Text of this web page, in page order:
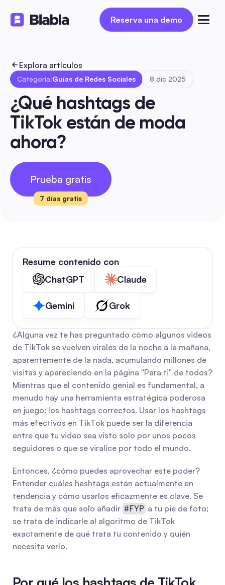
Reserva una demo
Reserva una demo
Explora artículos
Categoría:Guías de Redes Sociales 8 dic 2025
¿Qué hashtags de
TikTok están de moda
ahora?
Prueba gratis
7 días gratis
Resume contenido con
ChatGPT
Claude
Gemini Grok
¿Alguna vez te has preguntado cómo algunos videos
de TikTok se vuelven virales de la noche a la mañana,
aparentemente de la nada, acumulando millones de
visitas y apareciendo en la página "Para ti" de todos?
Mientras que el contenido genial es fundamental, a
menudo hay una herramienta estratégica poderosa
en juego: los hashtags correctos. Usar los hashtags
más efectivos en TikTok puede ser la diferencia
entre que tu video sea visto solo por unos pocos
seguidores o que se viralice por todo el mundo.
Entonces, ¿cómo puedes aprovechar este poder?
Entender cuáles hashtags están actualmente en
tendencia y cómo usarlos eficazmente es clave. Se
trata de más que solo añadir #FYP a tu pie de foto;
se trata de indicarle al algoritmo de TikTok
exactamente de qué trata tu contenido y quién
necesita verlo.